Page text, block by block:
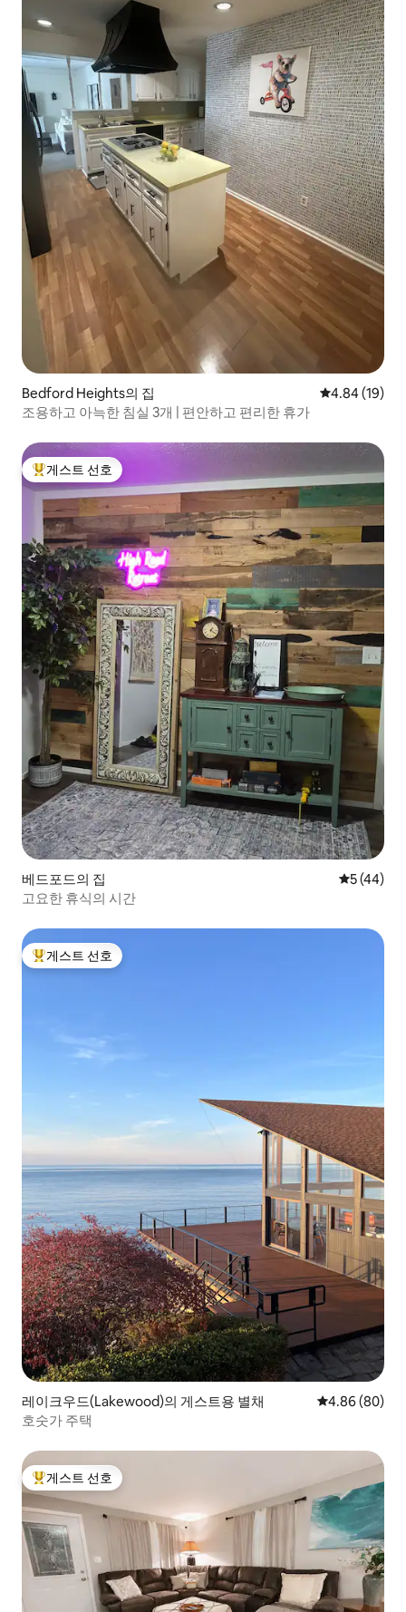
Bedford Heights의 집 평점 4.84점(5
4.84 (19)
조용하고 아늑한 침실 3개 | 편안하고 편리한 휴가
상위 게스트 선호
게스트 선호
베드포드의 집 평점 5점(5
5 (44)
고요한 휴식의 시간
상위 게스트 선호
게스트 선호
레이크우드(Lakewood)의 게스트용 별채 평점 4.86점(5
4.86 (80)
호숫가 주택
상위 게스트 선호
게스트 선호